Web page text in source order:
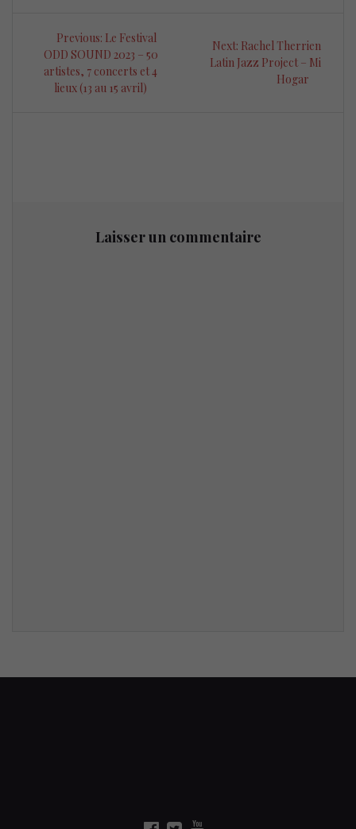
Navigation
l’article
Previous: Previous
post:
Le Festival
ODD SOUND 2023 – 50
artistes, 7 concerts et 4
lieux (13 au 15 avril)
Next: Next
post:
Rachel Therrien
Latin Jazz Project – Mi
Hogar
Laisser un commentaire